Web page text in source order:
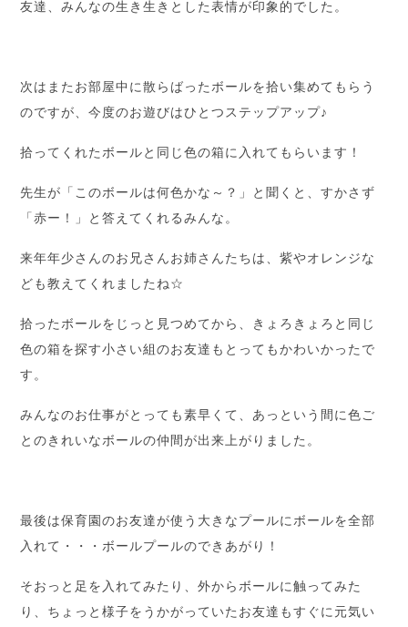
友達、みんなの生き生きとした表情が印象的でした。
次はまたお部屋中に散らばったボールを拾い集めてもらう
のですが、今度のお遊びはひとつステップアップ♪
拾ってくれたボールと同じ色の箱に入れてもらいます！
先生が「このボールは何色かな～？」と聞くと、すかさず
「赤ー！」と答えてくれるみんな。
来年年少さんのお兄さんお姉さんたちは、紫やオレンジな
ども教えてくれましたね☆
拾ったボールをじっと見つめてから、きょろきょろと同じ
色の箱を探す小さい組のお友達もとってもかわいかったで
す。
みんなのお仕事がとっても素早くて、あっという間に色ご
とのきれいなボールの仲間が出来上がりました。
最後は保育園のお友達が使う大きなプールにボールを全部
入れて・・・ボールプールのできあがり！
そおっと足を入れてみたり、外からボールに触ってみた
り、ちょっと様子をうかがっていたお友達もすぐに元気い